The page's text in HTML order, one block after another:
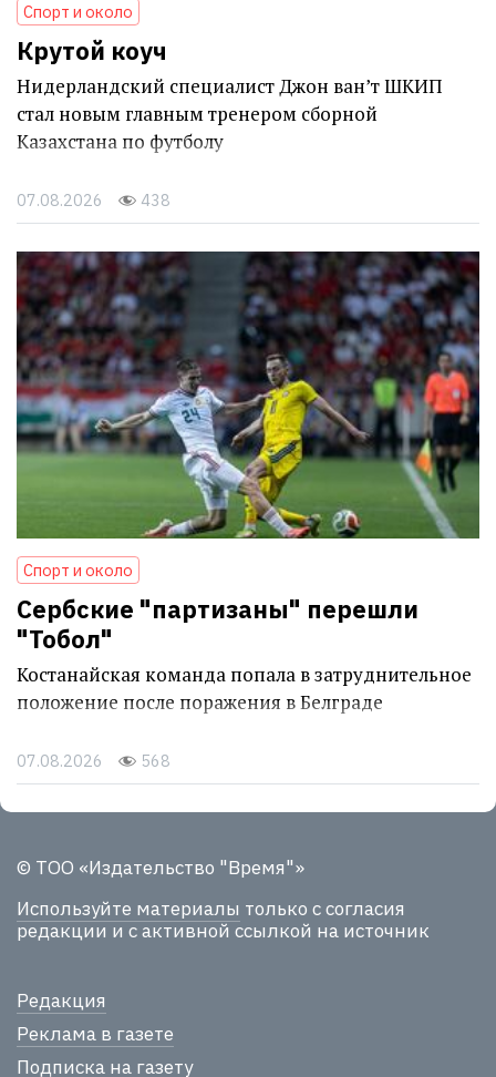
Спорт и около
Крутой коуч
Нидерландский специалист Джон ван’т ШКИП
стал новым главным тренером сборной
Казахстана по футболу
07.08.2026 438
Спорт и около
Сербские "партизаны" перешли
"Тобол"
Костанайская команда попала в затруднительное
положение после поражения в Белграде
07.08.2026 568
© ТОО «Издательство "Время"»
Используйте материалы только с согласия
редакции и с активной ссылкой на источник
Редакция
Реклама в газете
Подписка на газету